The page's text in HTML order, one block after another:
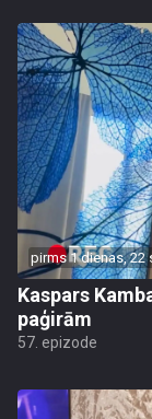
pirms 1 dienas, 22
Kaspars
paģirām
57. epizode